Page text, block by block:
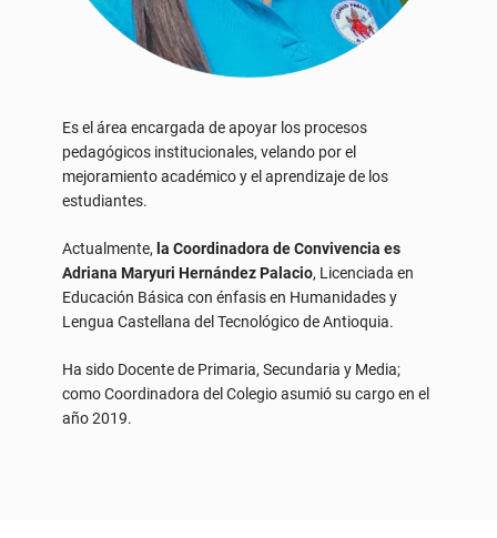
Es el área encargada de apoyar los procesos
pedagógicos institucionales, velando por el
mejoramiento académico y el aprendizaje de los
estudiantes.
Actualmente, la Coordinadora de Convivencia es
Adriana Maryuri Hernández Palacio, Licenciada en
Educación Básica con énfasis en Humanidades y
Lengua Castellana del Tecnológico de Antioquia.
Ha sido Docente de Primaria, Secundaria y Media;
como Coordinadora del Colegio asumió su cargo en el
año 2019.